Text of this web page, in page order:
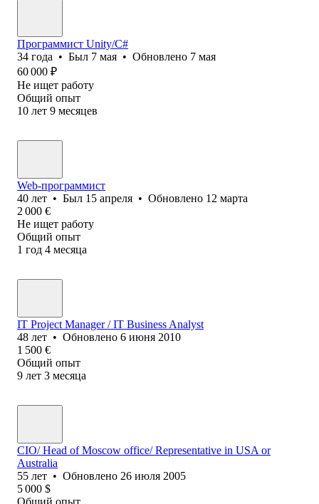
Программист Unity/C#
34 года • Был 7 мая • Обновлено 7 мая
60 000 ₽
Не ищет работу
Общий опыт
10 лет 9 месяцев
Web-программист
40 лет • Был 15 апреля • Обновлено 12 марта
2 000 €
Не ищет работу
Общий опыт
1 год 4 месяца
IT Project Manager / IT Business Analyst
48 лет • Обновлено 6 июня 2010
1 500 €
Общий опыт
9 лет 3 месяца
CIO/ Head of Moscow office/ Representative in USA or
Australia
55 лет • Обновлено 26 июля 2005
5 000 $
Общий опыт